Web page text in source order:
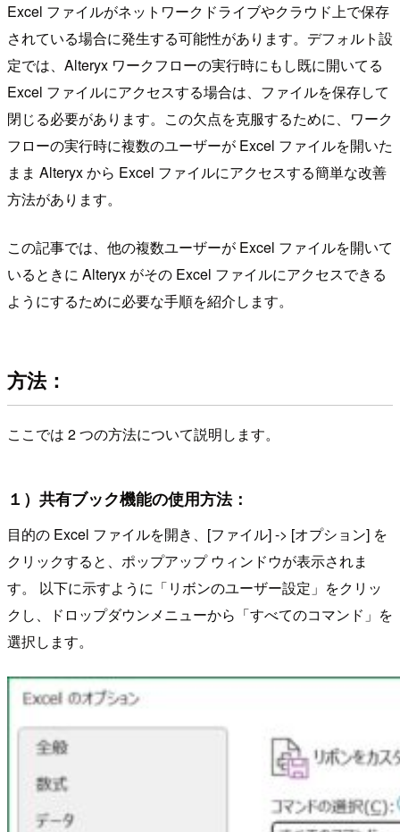
Excel ファイルがネットワークドライブやクラウド上で保存
されている場合に発生する可能性があります。デフォルト設
定では、Alteryx ワークフローの実行時にもし既に開いてる
Excel ファイルにアクセスする場合は、ファイルを保存して
閉じる必要があります。この欠点を克服するために、ワーク
フローの実行時に複数のユーザーが Excel ファイルを開いた
まま Alteryx から Excel ファイルにアクセスする簡単な改善
方法があります。
この記事では、他の複数ユーザーが Excel ファイルを開いて
いるときに Alteryx がその Excel ファイルにアクセスできる
ようにするために必要な手順を紹介します。
方法：
ここでは 2 つの方法について説明します。
１）共有ブック機能の使用方法：
目的の Excel ファイルを開き、[ファイル] -> [オプション] を
クリックすると、ポップアップ ウィンドウが表示されま
す。 以下に示すように「リボンのユーザー設定」をクリッ
クし、ドロップダウンメニューから「すべてのコマンド」を
選択します。